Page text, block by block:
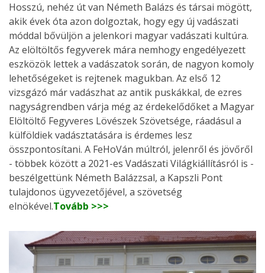
Hosszú, nehéz út van Németh Balázs és társai mögött,
akik évek óta azon dolgoztak, hogy egy új vadászati
móddal bővüljön a jelenkori magyar vadászati kultúra.
Az elöltöltős fegyverek mára nemhogy engedélyezett
eszközök lettek a vadászatok során, de nagyon komoly
lehetőségeket is rejtenek magukban. Az első 12
vizsgázó már vadászhat az antik puskákkal, de ezres
nagyságrendben várja még az érdekelődőket a Magyar
Elöltöltő Fegyveres Lövészek Szövetsége, ráadásul a
külföldiek vadásztatására is érdemes lesz
összpontosítani. A FeHoVán múltról, jelenről és jövőről
- többek között a 2021-es Vadászati Világkiállításról is -
beszélgettünk Németh Balázzsal, a Kapszli Pont
tulajdonos ügyvezetőjével, a szövetség
elnökével.Tovább >>>